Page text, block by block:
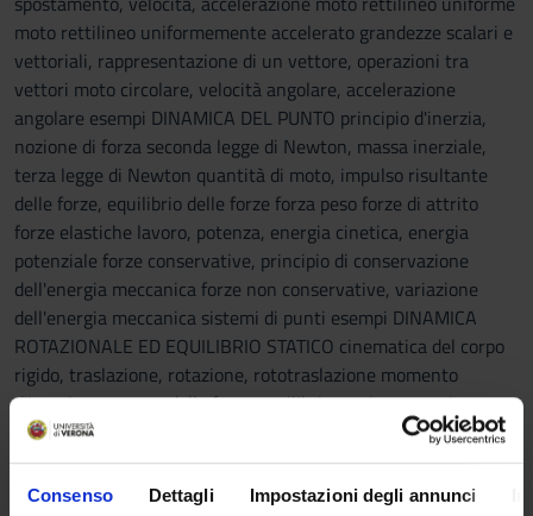
Consenso Dettagli Impostazioni degli annunci
moto rettilineo uniformemente accelerato grandezze scalari e
vettoriali, rappresentazione di un vettore, operazioni tra
vettori moto circolare, velocità angolare, accelerazione
angolare esempi DINAMICA DEL PUNTO principio d'inerzia,
nozione di forza seconda legge di Newton, massa inerziale,
terza legge di Newton quantità di moto, impulso risultante
delle forze, equilibrio delle forze forza peso forze di attrito
forze elastiche lavoro, potenza, energia cinetica, energia
potenziale forze conservative, principio di conservazione
dell'energia meccanica forze non conservative, variazione
dell'energia meccanica sistemi di punti esempi DINAMICA
ROTAZIONALE ED EQUILIBRIO STATICO cinematica del corpo
rigido, traslazione, rotazione, rototraslazione momento
d'inerzia momento della forza equilibrio statico esempi
------------------------
MM: STATISTICA DESCRITTIVA
------------------------